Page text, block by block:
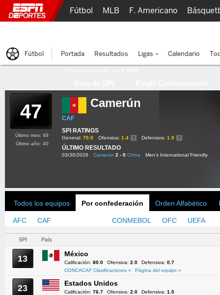
47 Camerún
CAF
SPI RATINGS
General: 70.0 Ofensiva: 1.4 Defensiva: 1.0
ÚLTIMO RESULTADO
03/30/2026 Camerún 2 - 0 China Men's International Friendly
Último mes: 49
Último año: 40
Todos los equipos Por confederación Orden Alfabético
AFC CAF CONMEBOL OFC UEFA
SPI País
13 México
Calificación: 80.0 Ofensiva: 2.0 Defensiva: 0.7
CONCACAF Clasificaciones »
Página del equipo »
23 Estados Unidos
Calificación: 76.7 Ofensiva: 2.0 Defensiva: 1.0
Fútbol MLB F. Americano
Fútbol Portada Resultados Ligas Calendario